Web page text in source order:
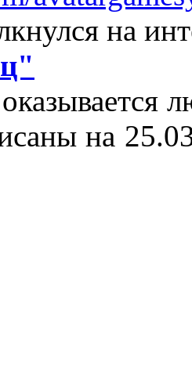
на
на